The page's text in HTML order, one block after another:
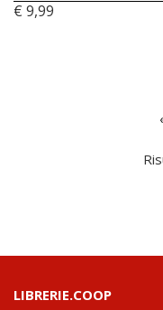
€ 9,99
LIBRERIE.COOP